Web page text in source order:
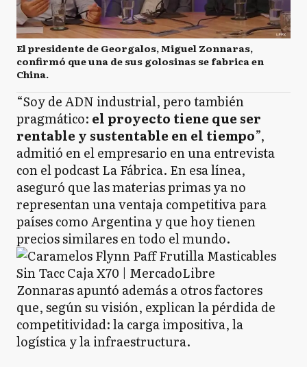
El presidente de Georgalos, Miguel Zonnaras,
confirmó que una de sus golosinas se fabrica en
China.
“Soy de ADN industrial, pero también
pragmático: el proyecto tiene que ser
rentable y sustentable en el tiempo”,
admitió en el empresario en una entrevista
con el podcast La Fábrica. En esa línea,
aseguró que las materias primas ya no
representan una ventaja competitiva para
países como Argentina y que hoy tienen
precios similares en todo el mundo.
Zonnaras apuntó además a otros factores
que, según su visión, explican la pérdida de
competitividad: la carga impositiva, la
logística y la infraestructura.